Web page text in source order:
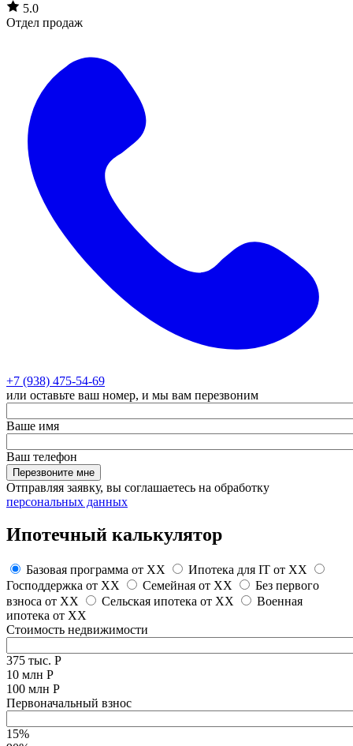
5.0
Отдел продаж
+7 (938) 475-54-69
или оставьте ваш номер, и мы вам перезвоним
Ваше имя
Ваш телефон
Перезвоните мне
Отправляя заявку, вы соглашаетесь на обработку
персональных данных
Ипотечный калькулятор
Базовая программа от XX Ипотека для IT от XX
Господдержка от XX Семейная от XX
Без первого
взноса от XX Сельская ипотека от XX
Военная
ипотека от XX
Стоимость недвижимости
375 тыс. Р
10 млн Р
100 млн Р
Первоначальный взнос
15%